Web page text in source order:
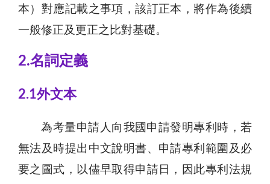
本）對應記載之事項，該訂正本，將作為後續
一般修正及更正之比對基礎。
2.名詞定義
2.1外文本
為考量申請人向我國申請發明專利時，若
無法及時提出中文說明書、申請專利範圍及必
要之圖式，以儘早取得申請日，因此專利法規